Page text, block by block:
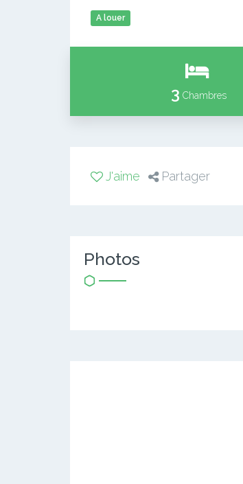
A louer
3 Chambres
J'aime Partager
Photos